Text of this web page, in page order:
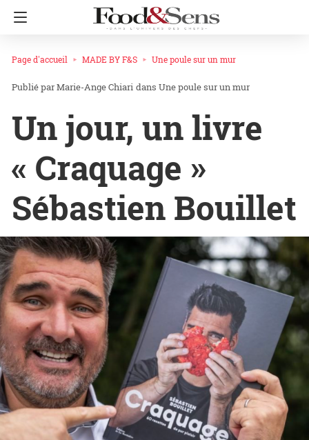
Page d'accueil MADE BY F&S Une poule sur un mur
Marie-Ange Chiari dans Une poule sur un mur
Un jour, un livre
« Craquage »
Sébastien Bouillet